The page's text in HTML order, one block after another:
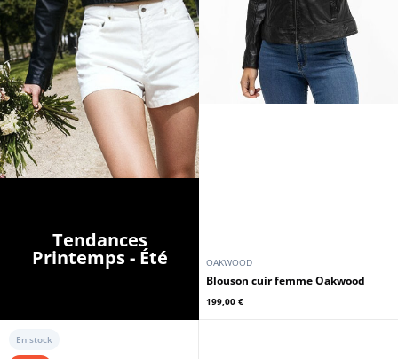
Tendances
Printemps - Été OAKWOOD
Blouson cuir femme Oakwood
199,00 €
En stock